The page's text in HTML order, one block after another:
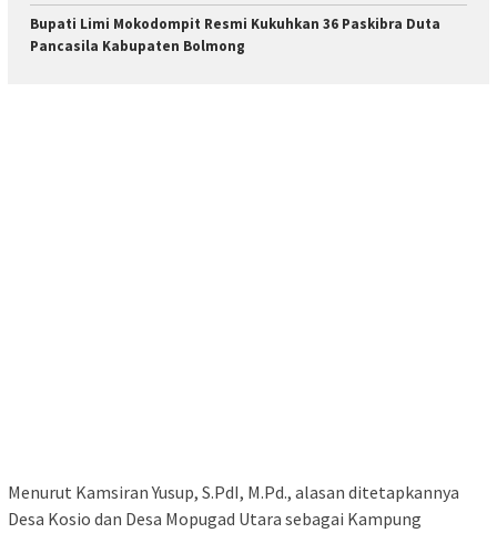
Bupati Limi Mokodompit Resmi Kukuhkan 36 Paskibra Duta
Pancasila Kabupaten Bolmong
Menurut Kamsiran Yusup, S.PdI, M.Pd., alasan ditetapkannya
Desa Kosio dan Desa Mopugad Utara sebagai Kampung